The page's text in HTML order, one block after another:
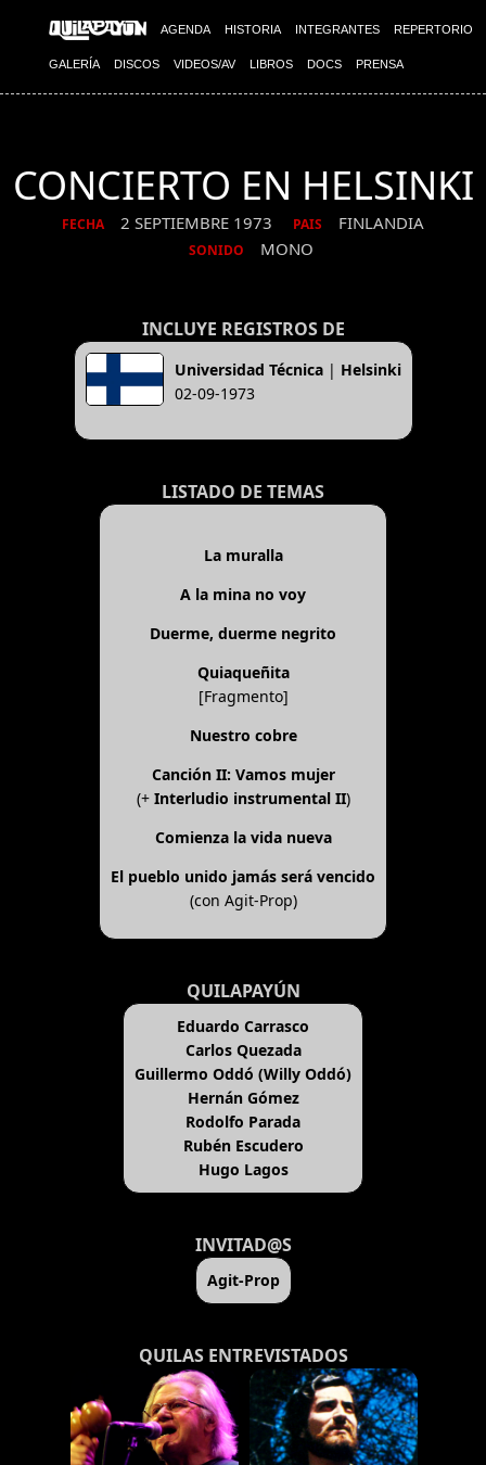
AGENDA HISTORIA INTEGRANTES REPERTORIO
GALERÍA DISCOS VIDEOS/AV LIBROS DOCS PRENSA
CONCIERTO EN HELSINKI
FECHA 2 SEPTIEMBRE 1973 PAIS FINLANDIA
SONIDO MONO
INCLUYE REGISTROS DE
Universidad Técnica| Helsinki
02-09-1973
LISTADO DE TEMAS
La muralla
A la mina no voy
Duerme, duerme negrito
Quiaqueñita
[Fragmento]
Nuestro cobre
Canción II: Vamos mujer
(+ Interludio instrumental II)
Comienza la vida nueva
El pueblo unido jamás será vencido
(con Agit-Prop)
QUILAPAYÚN
Eduardo Carrasco
Carlos Quezada
Guillermo Oddó (Willy Oddó)
Hernán Gómez
Rodolfo Parada
Rubén Escudero
Hugo Lagos
INVITAD@S
Agit-Prop
QUILAS ENTREVISTADOS